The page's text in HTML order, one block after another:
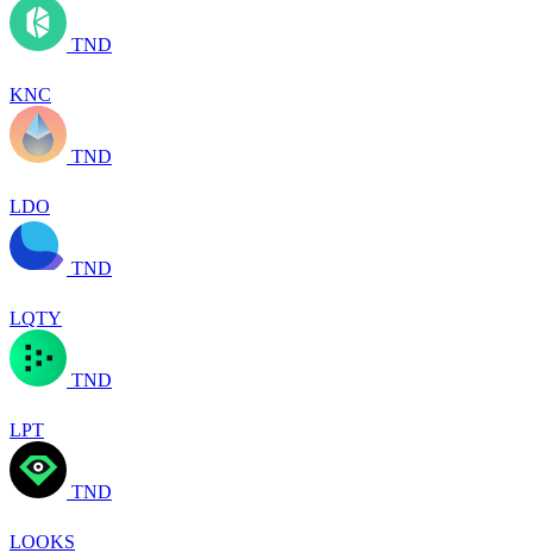
TND
KNC
TND
LDO
TND
LQTY
TND
LPT
TND
LOOKS